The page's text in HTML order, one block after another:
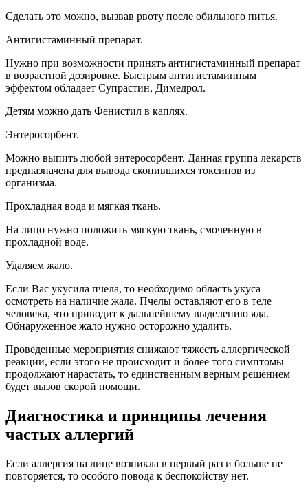
Сделать это можно, вызвав рвоту после обильного питья.
Антигистаминный препарат.
Нужно при возможности принять антигистаминный препарат
в возрастной дозировке. Быстрым антигистаминным
эффектом обладает Супрастин, Димедрол.
Детям можно дать Фенистил в каплях.
Энтеросорбент.
Можно выпить любой энтеросорбент. Данная группа лекарств
предназначена для вывода скопившихся токсинов из
организма.
Прохладная вода и мягкая ткань.
На лицо нужно положить мягкую ткань, смоченную в
прохладной воде.
Удаляем жало.
Если Вас укусила пчела, то необходимо область укуса
осмотреть на наличие жала. Пчелы оставляют его в теле
человека, что приводит к дальнейшему выделению яда.
Обнаруженное жало нужно осторожно удалить.
Проведенные мероприятия снижают тяжесть аллергической
реакции, если этого не происходит и более того симптомы
продолжают нарастать, то единственным верным решением
будет вызов скорой помощи.
Диагностика и принципы лечения
частых аллергий
Если аллергия на лице возникла в первый раз и больше не
повторяется, то особого повода к беспокойству нет.